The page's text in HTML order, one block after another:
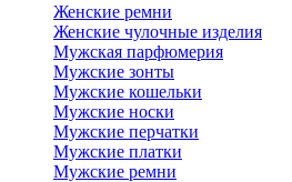
Женские ремни
Женские чулочные изделия
Мужская парфюмерия
Мужские зонты
Мужские кошельки
Мужские носки
Мужские перчатки
Мужские платки
Мужские ремни